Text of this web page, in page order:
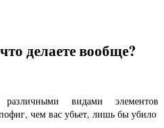
делаете вообще?
видами элементов
чем вас убьет, лишь бы убило